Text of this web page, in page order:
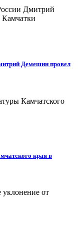
Демешин провел
края в